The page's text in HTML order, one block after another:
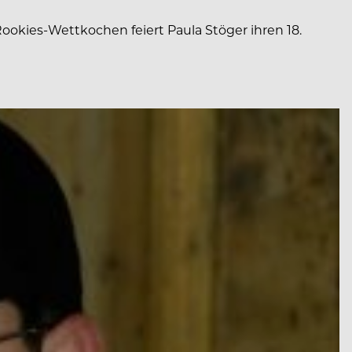
Wettkochen feiert Paula Stöger ihren 18.